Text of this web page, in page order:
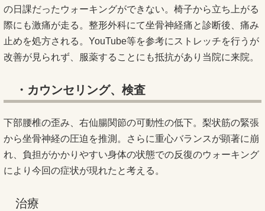
の日課だったウォーキングができない。椅子から立ち上がる
際にも激痛が走る。整形外科にて坐骨神経痛と診断後、痛み
止めを処方される。YouTube等を参考にストレッチを行うが
改善が見られず、服薬することにも抵抗があり当院に来院。
・カウンセリング、検査
下部腰椎の歪み、右仙腸関節の可動性の低下。梨状筋の緊張
から坐骨神経の圧迫を推測。さらに重心バランスが顕著に崩
れ、負担がかかりやすい身体の状態での反復のウォーキング
により今回の症状が現れたと考える。
治療